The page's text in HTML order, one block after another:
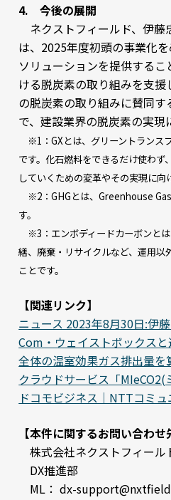
4. 今後の展開
ネクストフィールド、伊
は、2025年度初頭の事業化
ソリューションを提供する
ける脱炭素の取り組みを支
の脱炭素の取り組みに賛同す
で、建設業界の脱炭素の実現
※1：GXとは、グリーントランス
です。化石燃料をできるだけ使わず
していくための変革やその実現に向
※2：GHGとは、Greenhouse
す。
※3：エンボディードカーボンと
繕、廃棄・リサイクルなど、運用以
ことです。
【関連リンク】
ニュース 2023年8月30日:伊
Com・ウェイストボックス
全体の温室効果ガス排出量
クラウドサービス「MIeCO2(
ドコモビジネス｜NTTコミ
【本件に関するお問い合わせ
株式会社ネクストフィール
DX推進部
ML： dx-